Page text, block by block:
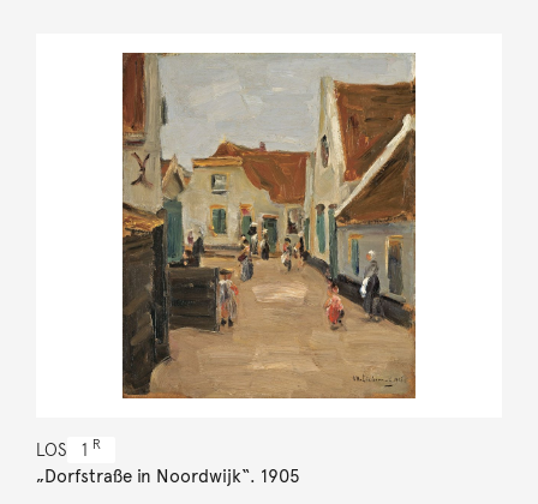
LOS 1 R
„Dorfstraße in Noordwijk“. 1905